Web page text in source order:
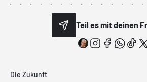
Teil es mit deinen
Die Zukunft